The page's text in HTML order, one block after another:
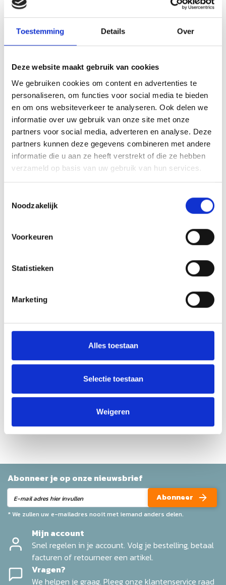
Toestemming Details Over
Deze website maakt gebruik van cookies
We gebruiken cookies om content en advertenties te
personaliseren, om functies voor social media te bieden
en om ons websiteverkeer te analyseren. Ook delen we
informatie over uw gebruik van onze site met onze
partners voor social media, adverteren en analyse. Deze
partners kunnen deze gegevens combineren met andere
informatie die u aan ze heeft verstrekt of die ze hebben
verzameld op basis van uw gebruik van hun services.
Noodzakelijk
Voorkeuren
Statistieken
Marketing
Alles toestaan
Selectie toestaan
Weigeren
900 met SAFE
Schrijf je eigen review
€279,50€559,00Incl. btw
Geluidsdempers van Nedfan voor horecaventilatie.
Vermindert lawaai, duurzaam en eenvoudig te monteren
voor een stille en comfortabele keuken.
Op voorraad Levertijd: 5 werkdagen
Aantal
Toevoegen aan winkelwagen
Toevoegen aan offerte
Persoonlijk
Neem contact op over dit product
Productomschrijving
Wat onze klanten zeggen
Gemiddelde van 0 review(s)
Schrijf je eigen review
Help ons en andere klanten door het schrijven van een
review
Abonneer je op onze nieuwsbrief
Abonneer
* We zullen uw e-mailadres nooit met iemand anders delen.
Mijn account
Snel regelen in je account. Volg je bestelling, betaal
facturen of retourneer een artikel.
Vragen?
We helpen je graag. Pleeg onze klantenservice raad